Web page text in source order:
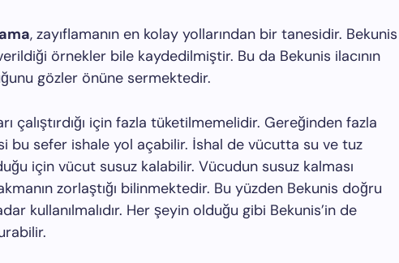
, zayıflamanın en kolay yollarından bir tanesidir. Bekunis
örnekler bile kaydedilmiştir. Bu da Bekunis ilacının
gözler önüne sermektedir.
çalıştırdığı için fazla tüketilmemelidir. Gereğinden fazla
bu sefer ishale yol açabilir. İshal de vücutta su ve tuz
için vücut susuz kalabilir. Vücudun susuz kalması
zorlaştığı bilinmektedir. Bu yüzden Bekunis doğru
kullanılmalıdır. Her şeyin olduğu gibi Bekunis’in de